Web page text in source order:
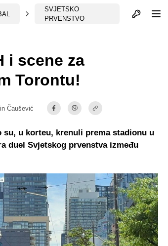
SVJETSKO
PRVENSTVO
Otvori profil
i scene za
Torontu!
Čaušević
su, u korteu, krenuli prema stadionu u
duel Svjetskog prvenstva između